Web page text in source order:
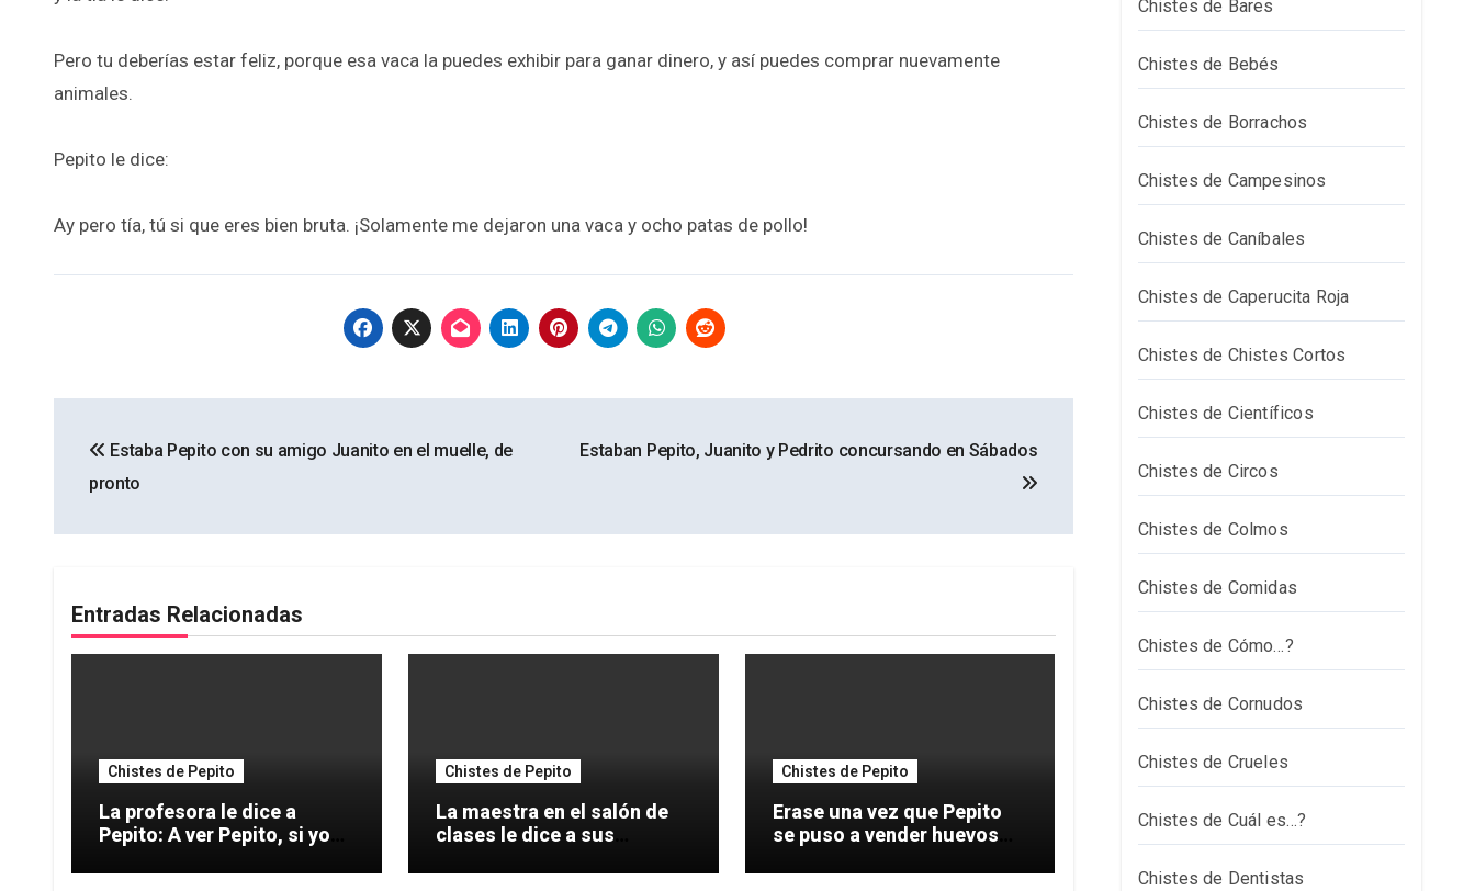
Pero tu deberías estar feliz, porque esa vaca la puedes exhibir para ganar dinero, y así puedes comprar nuevamente
animales.
Pepito le dice:
Ay pero tía, tú si que eres bien bruta. ¡Solamente me dejaron una vaca y ocho patas de pollo!
de
Estaba Pepito con su amigo Juanito en el muelle, de
pronto
Estaban Pepito, Juanito y Pedrito concursando en Sábados
Entradas Relacionadas
Chistes de Pepito
La profesora le dice a
Pepito: A ver Pepito, si yo
Chistes de Pepito
La maestra en el salón de
clases le dice a sus
Chistes de Pepito
Erase una vez que Pepito
se puso a vender huevos
Chistes de Bares
Chistes de Bebés
Chistes de Borrachos
Chistes de Campesinos
Chistes de Caníbales
Chistes de Caperucita Roja
Chistes de Chistes Cortos
Chistes de Científicos
Chistes de Circos
Chistes de Colmos
Chistes de Comidas
Chistes de Cómo…?
Chistes de Cornudos
Chistes de Crueles
Chistes de Cuál es…?
Chistes de Dentistas